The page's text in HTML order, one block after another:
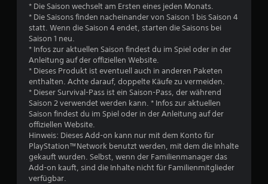
* Die Saison wechselt am Ersten eines jeden Monats.
* Die Saisons finden nacheinander von Saison 1 bis Saison 4
statt. Wenn die Saison 4 endet, starten die Saisons bei
Saison 1 neu.
* Infos zur aktuellen Saison findest du im Spiel oder in der
Anleitung auf der offiziellen Website.
* Dieses Produkt ist eventuell auch in anderen Paketen
enthalten. Achte darauf, doppelte Käufe zu vermeiden.
* Dieser Survival-Pass ist ein Saison-Pass, der während
Saison 2 verwendet werden kann. * Infos zur aktuellen
Saison findest du im Spiel oder in der Anleitung auf der
offiziellen Website.
Hinweis: Dieses Add-on kann nur mit dem Konto für
PlayStation™Network benutzt werden, mit dem die Inhalte
gekauft wurden. Selbst, wenn der Familienmanager das
Add-on kauft, sind die Inhalte nicht für Familienmitglieder
verfügbar.